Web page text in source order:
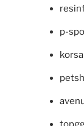
p-